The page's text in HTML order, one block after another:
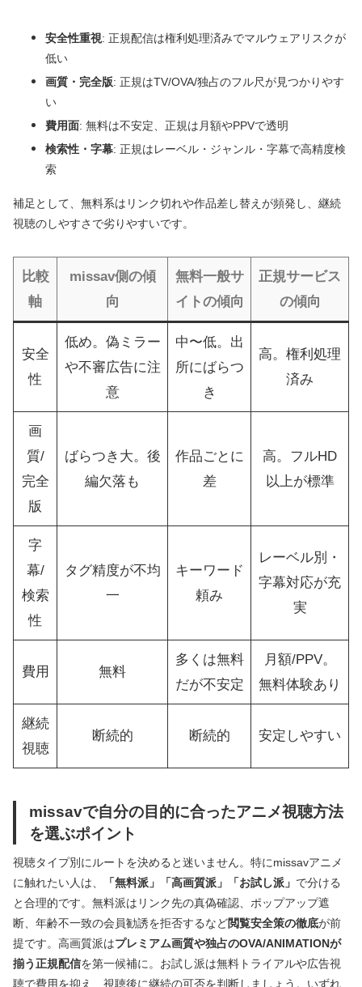
安全性重視: 正規配信は権利処理済みでマルウェアリスクが
低い
画質・完全版: 正規はTV/OVA/独占のフル尺が見つかりやす
い
費用面: 無料は不安定、正規は月額やPPVで透明
検索性・字幕: 正規はレーベル・ジャンル・字幕で高精度検
索
補足として、無料系はリンク切れや作品差し替えが頻発し、継続
視聴のしやすさで劣りやすいです。
比較
軸
missav側の傾
向
無料一般サ
イトの傾向
正規サービス
の傾向
安全
性
低め。偽ミラー
や不審広告に注
意
中〜低。出
所にばらつ
き
高。権利処理
済み
画
質/
完全
版
ばらつき大。後
編欠落も
作品ごとに
差
高。フルHD
以上が標準
字
幕/
検索
性
タグ精度が不均
一
キーワード
頼み
レーベル別・
字幕対応が充
実
費用 無料
多くは無料
だが不安定
月額/PPV。
無料体験あり
継続
視聴
断続的 断続的 安定しやすい
missavで自分の目的に合ったアニメ視聴方法
を選ぶポイント
視聴タイプ別にルートを決めると迷いません。特にmissavアニメ
に触れたい人は、
「無料派」「高画質派」「お試し派」 で分ける
と合理的です。無料派はリンク先の真偽確認、ポップアップ遮
断、年齢不一致の会員勧誘を拒否するなど閲覧安全策の徹底が前
提です。高画質派はプレミアム画質や独占のOVA/ANIMATIONが
揃う正規配信を第一候補に。お試し派は無料トライアルや広告視
聴で費用を抑え、視聴後に継続の可否を判断しましょう。いずれ